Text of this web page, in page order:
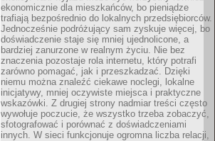
ekonomicznie dla mieszkańców, bo pieniądze
trafiają bezpośrednio do lokalnych przedsiębiorców.
Jednocześnie podróżujący sam zyskuje więcej, bo
doświadczenie staje się mniej ujednolicone, a
bardziej zanurzone w realnym życiu. Nie bez
znaczenia pozostaje rola internetu, który potrafi
zarówno pomagać, jak i przeszkadzać. Dzięki
niemu można znaleźć ciekawe noclegi, lokalne
inicjatywy, mniej oczywiste miejsca i praktyczne
wskazówki. Z drugiej strony nadmiar treści często
wywołuje poczucie, że wszystko trzeba zobaczyć,
sfotografować i porównać z doświadczeniami
innych. W sieci funkcjonuje ogromna liczba relacji,